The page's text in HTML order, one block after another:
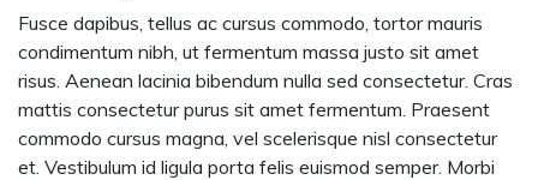
Fusce dapibus, tellus ac cursus commodo, tortor mauris
condimentum nibh, ut fermentum massa justo sit amet
risus. Aenean lacinia bibendum nulla sed consectetur. Cras
mattis consectetur purus sit amet fermentum. Praesent
commodo cursus magna, vel scelerisque nisl consectetur
et. Vestibulum id ligula porta felis euismod semper. Morbi